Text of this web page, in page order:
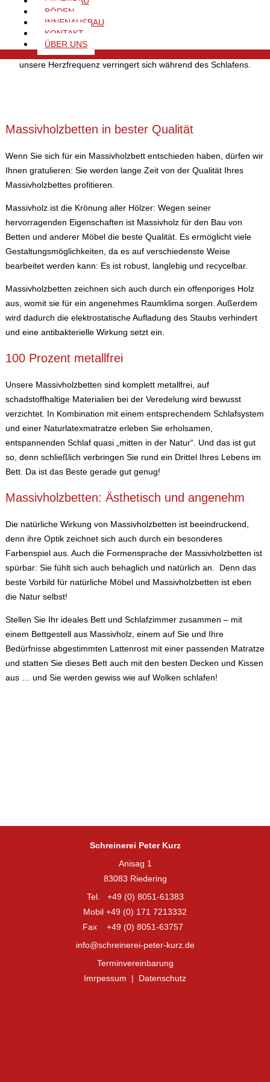
BÖDEN
INNENAUSBAU
KONTAKT
ÜBER UNS
sind die beste Voraussetzung für einen gesunden Schlaf. Körper
als auch Geist erholen sich besser und sie können fit in den
neuen Tag starten. Auch unser Kreislauf reagiert durch das
Zirbenholz nachweislich besser auf wechselnden Luftdruck und
unsere Herzfrequenz verringert sich während des Schlafens.
Massivholzbetten in bester Qualität
Wenn Sie sich für ein Massivholzbett entschieden haben, dürfen wir
Ihnen gratulieren: Sie werden lange Zeit von der Qualität Ihres
Massivholzbettes profitieren.
Massivholz ist die Krönung aller Hölzer: Wegen seiner
hervorragenden Eigenschaften ist Massivholz für den Bau von
Betten und anderer Möbel die beste Qualität. Es ermöglicht viele
Gestaltungsmöglichkeiten, da es auf verschiedenste Weise
bearbeitet werden kann: Es ist robust, langlebig und recycelbar.
Massivholzbetten zeichnen sich auch durch ein offenporiges Holz
aus, womit sie für ein angenehmes Raumklima sorgen. Außerdem
wird dadurch die elektrostatische Aufladung des Staubs verhindert
und eine antibakterielle Wirkung setzt ein.
100 Prozent metallfrei
Unsere Massivholzbetten sind komplett metallfrei, auf
schadstoffhaltige Materialien bei der Veredelung wird bewusst
verzichtet. In Kombination mit einem entsprechendem Schlafsystem
und einer Naturlatexmatratze erleben Sie erholsamen,
entspannenden Schlaf quasi „mitten in der Natur“. Und das ist gut
so, denn schließlich verbringen Sie rund ein Drittel Ihres Lebens im
Bett. Da ist das Beste gerade gut genug!
Massivholzbetten: Ästhetisch und angenehm
Die natürliche Wirkung von Massivholzbetten ist beeindruckend,
denn ihre Optik zeichnet sich auch durch ein besonderes
Farbenspiel aus. Auch die Formensprache der Massivholzbetten ist
spürbar: Sie fühlt sich auch behaglich und natürlich an. Denn das
beste Vorbild für natürliche Möbel und Massivholzbetten ist eben
die Natur selbst!
Stellen Sie Ihr ideales Bett und Schlafzimmer zusammen – mit
einem Bettgestell aus Massivholz, einem auf Sie und Ihre
Bedürfnisse abgestimmten Lattenrost mit einer passenden Matratze
und statten Sie dieses Bett auch mit den besten Decken und Kissen
aus … und Sie werden gewiss wie auf Wolken schlafen!
Schreinerei Peter Kurz
Anisag 1
83083 Riedering
Tel. +49 (0) 8051-61383
Mobil +49 (0) 171 7213332
Fax +49 (0) 8051-63757
info@schreinerei-peter-kurz.de
Terminvereinbarung
Imrpessum | Datenschutz